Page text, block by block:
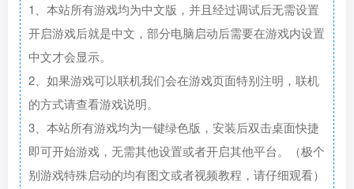
1、本站所有游戏均为中文版，并且经过调试后无需设置
开启游戏后就是中文，部分电脑启动后需要在游戏内设置
中文才会显示。
2、如果游戏可以联机我们会在游戏页面特别注明，联机
的方式请查看游戏说明。
3、本站所有游戏均为一键绿色版，安装后双击桌面快捷
即可开始游戏，无需其他设置或者开启其他平台。（极个
别游戏特殊启动的均有图文或者视频教程，请仔细观看）